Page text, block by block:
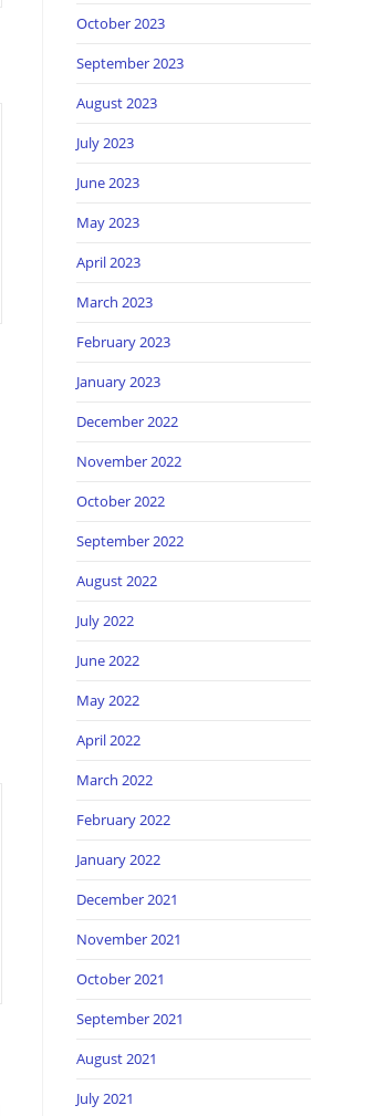
October 2023
September 2023
August 2023
July 2023
June 2023
May 2023
April 2023
March 2023
February 2023
January 2023
December 2022
November 2022
October 2022
September 2022
August 2022
July 2022
June 2022
May 2022
April 2022
March 2022
February 2022
January 2022
December 2021
November 2021
October 2021
September 2021
August 2021
July 2021